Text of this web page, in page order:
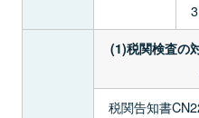
3
(1)税関検査の
税関告知書